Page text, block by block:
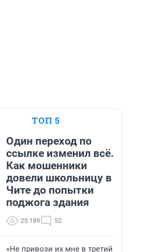
ТОП 5
Один переход по
ссылке изменил всё.
Как мошенники
довели школьницу в
Чите до попытки
поджога здания
25 189 52
«Не привози их мне в третий